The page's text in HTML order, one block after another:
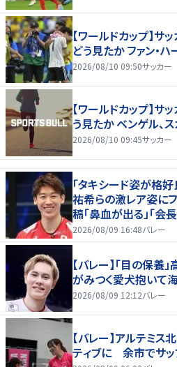
【ワールドカップ】
どう見たか ファン・ハ
2026/08/10 09:50サッカー
【ワールドカップ】サ
う見たか ベンゲル、
2026/08/10 09:45サッカー
「タキシード姿が格
祐希らの激レア姿に
稿「鼻血が出る」「
好いい」
2026/08/09 16:48バレー
【バレー】「目の保養
がみつく愛犬抱いて
2026/08/09 12:12バレー
【バレー】アルテミス
ティブに 余市でサ